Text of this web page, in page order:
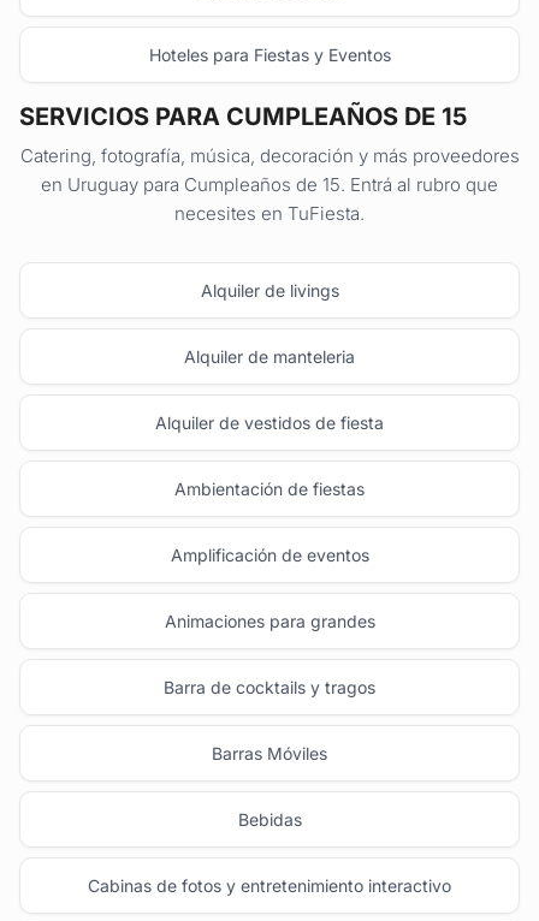
Hoteles para Fiestas y Eventos
SERVICIOS PARA CUMPLEAÑOS DE 15
Catering, fotografía, música, decoración y más proveedores
en Uruguay para Cumpleaños de 15. Entrá al rubro que
necesites en TuFiesta.
Alquiler de livings
Alquiler de manteleria
Alquiler de vestidos de fiesta
Ambientación de fiestas
Amplificación de eventos
Animaciones para grandes
Barra de cocktails y tragos
Barras Móviles
Bebidas
Cabinas de fotos y entretenimiento interactivo